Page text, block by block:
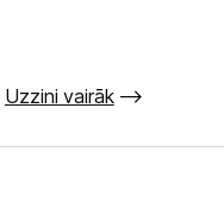
Uzzini vairāk